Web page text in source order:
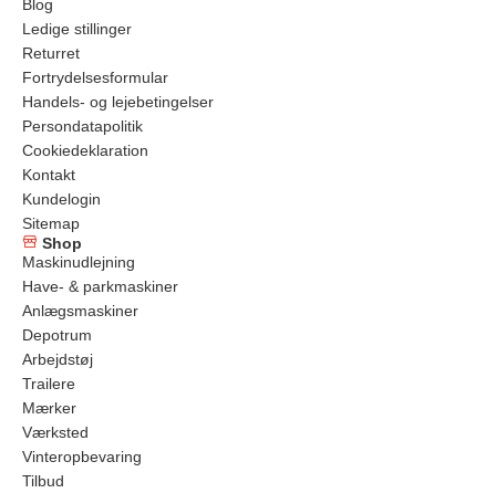
Blog
Ledige stillinger
Returret
Fortrydelsesformular
Handels- og lejebetingelser
Persondatapolitik
Cookiedeklaration
Kontakt
Kundelogin
Sitemap
Shop
Maskinudlejning
Have- & parkmaskiner
Anlægsmaskiner
Depotrum
Arbejdstøj
Trailere
Mærker
Værksted
Vinteropbevaring
Tilbud